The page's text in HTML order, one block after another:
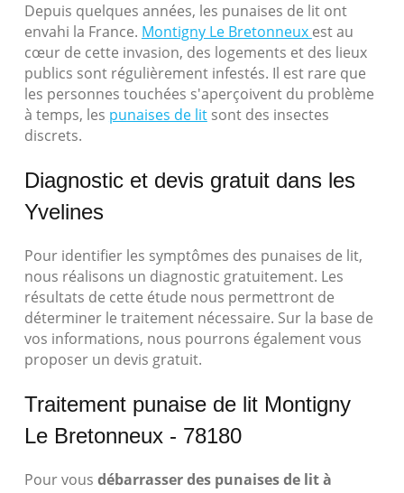
Depuis quelques années, les punaises de lit ont
envahi la France. Montigny Le Bretonneux est au
cœur de cette invasion, des logements et des lieux
publics sont régulièrement infestés. Il est rare que
les personnes touchées s'aperçoivent du problème
à temps, les punaises de lit sont des insectes
discrets.
Diagnostic et devis gratuit dans les
Yvelines
Pour identifier les symptômes des punaises de lit,
nous réalisons un diagnostic gratuitement. Les
résultats de cette étude nous permettront de
déterminer le traitement nécessaire. Sur la base de
vos informations, nous pourrons également vous
proposer un devis gratuit.
Traitement punaise de lit Montigny
Le Bretonneux - 78180
Pour vous débarrasser des punaises de lit à